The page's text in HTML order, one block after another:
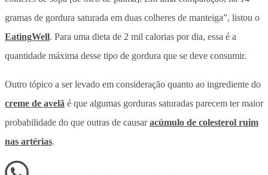
gramas de gordura saturada em duas colheres de manteiga”, listou o
EatingWell. Para uma dieta de 2 mil calorias por dia, essa é a
quantidade máxima desse tipo de gordura que se deve consumir.
Outro tópico a ser levado em consideração quanto ao ingrediente do
creme de avelã é que algumas gorduras saturadas parecem ter maior
probabilidade do que outras de causaracúmulo de colesterol ruim
nas artérias.